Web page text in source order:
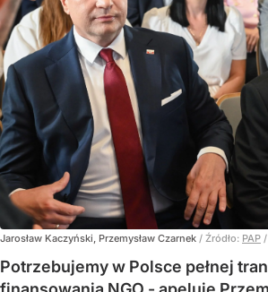
Jarosław Kaczyński, Przemysław Czarnek / Źródło: PAP /
Potrzebujemy w Polsce pełnej